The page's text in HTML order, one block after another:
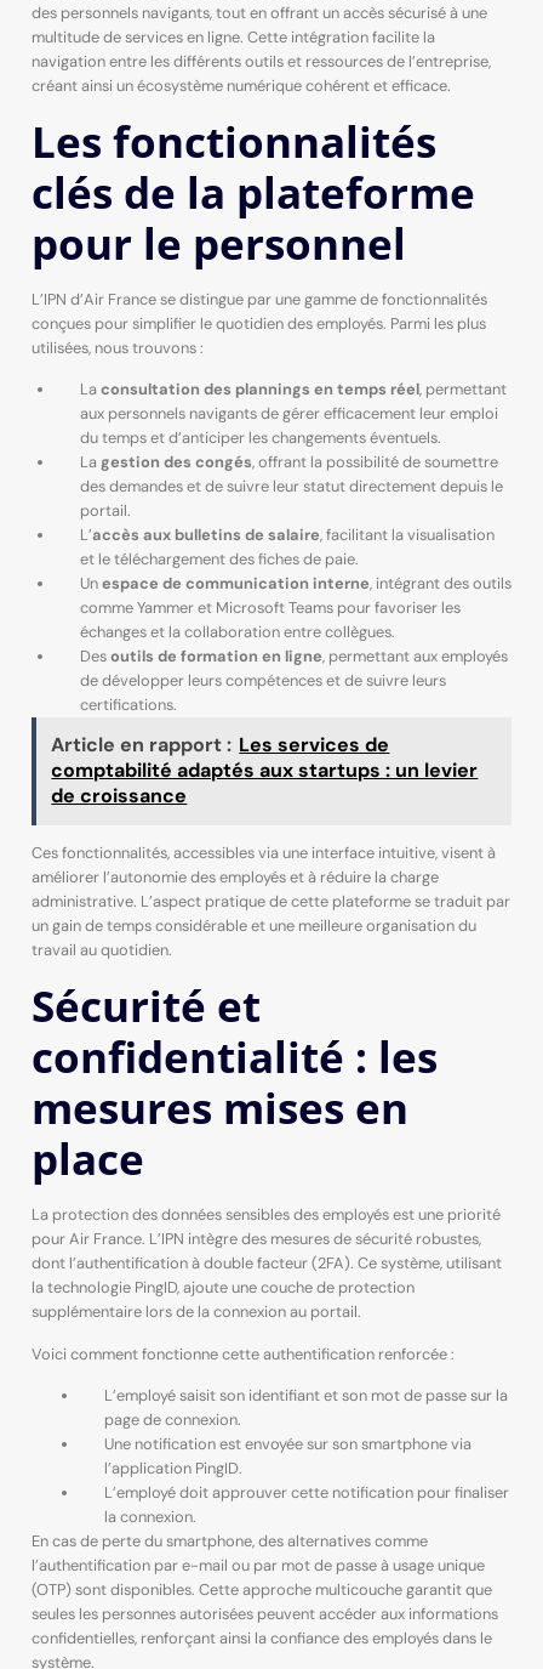
des personnels navigants, tout en offrant un accès sécurisé à une
multitude de services en ligne. Cette intégration facilite la
navigation entre les différents outils et ressources de l’entreprise,
créant ainsi un écosystème numérique cohérent et efficace.
Les fonctionnalités
clés de la plateforme
pour le personnel
L’IPN d’Air France se distingue par une gamme de fonctionnalités
conçues pour simplifier le quotidien des employés. Parmi les plus
utilisées, nous trouvons :
Laconsultation des plannings en temps réel, permettant
aux personnels navigants de gérer efficacement leur emploi
du temps et d’anticiper les changements éventuels.
Lagestion des congés, offrant la possibilité de soumettre
des demandes et de suivre leur statut directement depuis le
portail.
L’accès aux bulletins de salaire, facilitant la visualisation
et le téléchargement des fiches de paie.
Unespace de communication interne, intégrant des outils
comme Yammer et Microsoft Teams pour favoriser les
échanges et la collaboration entre collègues.
Desoutils de formation en ligne, permettant aux employés
de développer leurs compétences et de suivre leurs
certifications.
Article en rapport : Les services de
comptabilité adaptés aux startups : un levier
de croissance
Ces fonctionnalités, accessibles via une interface intuitive, visent à
améliorer l’autonomie des employés et à réduire la charge
administrative. L’aspect pratique de cette plateforme se traduit par
un gain de temps considérable et une meilleure organisation du
travail au quotidien.
Sécurité et
confidentialité : les
mesures mises en
place
La protection des données sensibles des employés est une priorité
pour Air France. L’IPN intègre des mesures de sécurité robustes,
dont l’authentification à double facteur (2FA). Ce système, utilisant
la technologie PingID, ajoute une couche de protection
supplémentaire lors de la connexion au portail.
Voici comment fonctionne cette authentification renforcée :
L’employé saisit son identifiant et son mot de passe sur la
page de connexion.
Une notification est envoyée sur son smartphone via
l’application PingID.
L’employé doit approuver cette notification pour finaliser
la connexion.
En cas de perte du smartphone, des alternatives comme
l’authentification par e-mail ou par mot de passe à usage unique
(OTP) sont disponibles. Cette approche multicouche garantit que
seules les personnes autorisées peuvent accéder aux informations
confidentielles, renforçant ainsi la confiance des employés dans le
système.